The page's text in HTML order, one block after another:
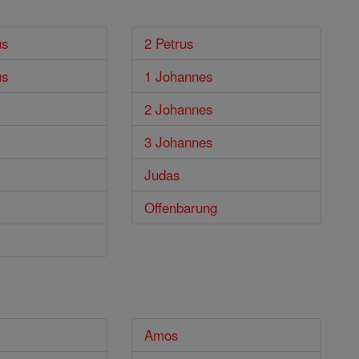
2 Petrus
1 Johannes
2 Johannes
3 Johannes
Judas
Offenbarung
Amos